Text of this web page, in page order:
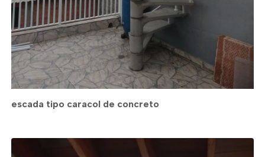
escada tipo caracol de concreto